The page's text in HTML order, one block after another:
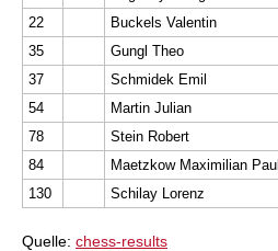
22
Buckels Valentin
35
Gungl Theo
37
Schmidek Emil
54
Martin Julian
78
Stein Robert
84
Maetzkow Maximilian Paul
130
Schilay Lorenz
Quelle: chess-results